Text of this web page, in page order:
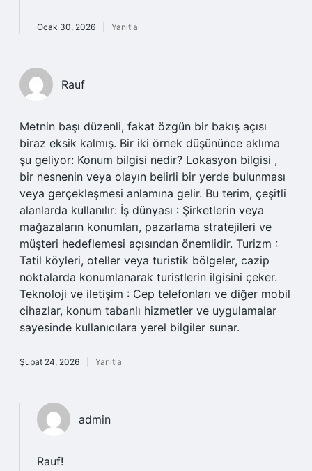
Ocak 30, 2026 Yanıtla
Rauf
Metnin başı düzenli, fakat özgün bir bakış açısı
biraz eksik kalmış. Bir iki örnek düşününce aklıma
şu geliyor: Konum bilgisi nedir? Lokasyon bilgisi ,
bir nesnenin veya olayın belirli bir yerde bulunması
veya gerçekleşmesi anlamına gelir. Bu terim, çeşitli
alanlarda kullanılır: İş dünyası : Şirketlerin veya
mağazaların konumları, pazarlama stratejileri ve
müşteri hedeflemesi açısından önemlidir. Turizm :
Tatil köyleri, oteller veya turistik bölgeler, cazip
noktalarda konumlanarak turistlerin ilgisini çeker.
Teknoloji ve iletişim : Cep telefonları ve diğer mobil
cihazlar, konum tabanlı hizmetler ve uygulamalar
sayesinde kullanıcılara yerel bilgiler sunar.
Şubat 24, 2026 Yanıtla
admin
Rauf!